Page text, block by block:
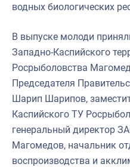
водных биологических
В выпуске молоди
Западно-Каспийского
Росрыболовства
Председателя
Шарип Шарипов,
Каспийского ТУ
генеральный директор
Магомедов, начальник
воспроизводства и